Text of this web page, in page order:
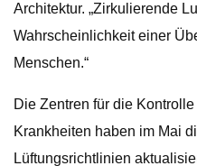
Architektur. „Zirkulierende
Wahrscheinlichkeit einer
Menschen.“
Die Zentren für die
Krankheiten haben im Mai
Lüftungsrichtlinien